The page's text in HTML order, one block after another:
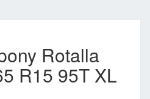
Rotalla
R15 95T XL